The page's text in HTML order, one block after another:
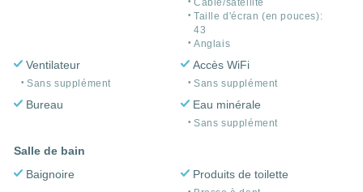
Taille d'écran (en pouces):
43
Anglais
Ventilateur
Sans supplément
Accès WiFi
Sans supplément
Bureau Eau minérale
Sans supplément
Salle de bain
Baignoire
Produits de toilette